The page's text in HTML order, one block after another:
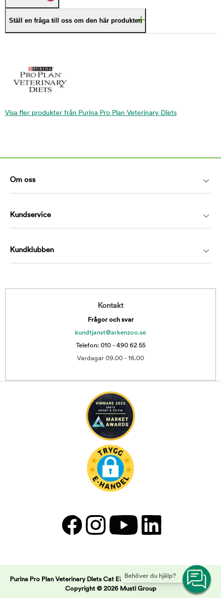
Ställ en fråga till oss om den här produkten
Visa fler produkter från Purina Pro Plan Veterinary Diets
Behöver du hjälp?
Om oss
Kundservice
Kundklubben
Kontakt
Frågor och svar
kundtjanst@arkenzoo.se
Telefon: 010 - 490 62 55
Vardagar 09.00 - 16.00
Purina Pro Plan Veterinary Diets Cat EN Gastrointestinal | Arken Zoo -
Copyright © 2026 Musti Group